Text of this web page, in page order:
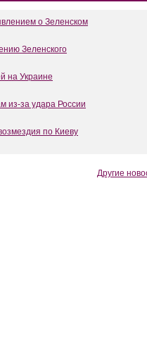
о Зеленском
Зеленского
на Украине
из-за удара России
по Киеву
Другие